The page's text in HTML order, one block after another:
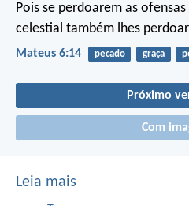
Pois se perdoarem as
celestial também lhes
Mateus 6:14 pecado graça
Próximo
Com
Leia mais